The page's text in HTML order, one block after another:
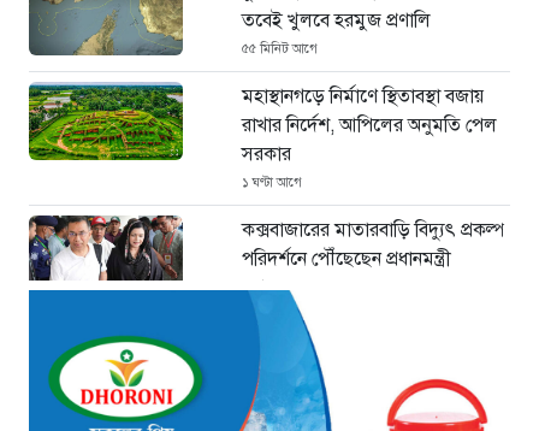
তবেই খুলবে হরমুজ প্রণালি
৫৫ মিনিট আগে
মহাস্থানগড়ে নির্মাণে স্থিতাবস্থা বজায়
রাখার নির্দেশ, আপিলের অনুমতি পেল
সরকার
১ ঘণ্টা আগে
কক্সবাজারের মাতারবাড়ি বিদ্যুৎ প্রকল্প
পরিদর্শনে পৌঁছেছেন প্রধানমন্ত্রী
২ ঘণ্টা আগে
সীমান্ত পাহাড়ায় কোস্ট গার্ডের বড়
সাফল্য: টেকনাফে ৮০ হাজার ইয়াবা
বাজেয়াপ্ত
১৮ ঘণ্টা আগে